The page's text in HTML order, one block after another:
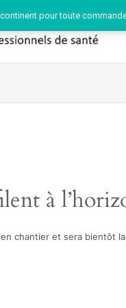
pour toute
à
chantier et sera bientôt